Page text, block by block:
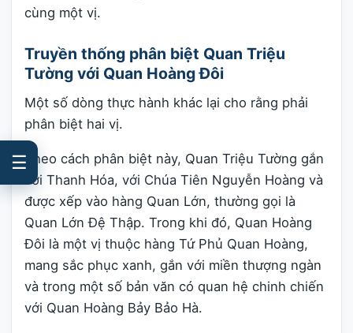
cùng một vị.
Truyền thống phân biệt Quan Triệu
Tường với Quan Hoàng Đôi
Một số dòng thực hành khác lại cho rằng phải
phân biệt hai vị.
Theo cách phân biệt này, Quan Triệu Tường gắn
với Thanh Hóa, với Chúa Tiên Nguyễn Hoàng và
được xếp vào hàng Quan Lớn, thường gọi là
Quan Lớn Đệ Thập. Trong khi đó, Quan Hoàng
Đôi là một vị thuộc hàng Tứ Phủ Quan Hoàng,
mang sắc phục xanh, gắn với miền thượng ngàn
và trong một số bản văn có quan hệ chinh chiến
với Quan Hoàng Bảy Bảo Hà.
☰